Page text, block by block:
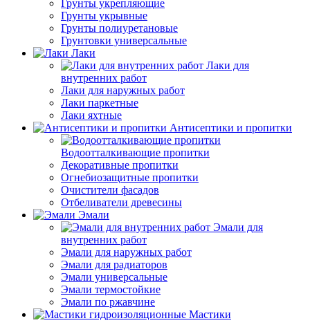
Грунты укрепляющие
Грунты укрывные
Грунты полиуретановые
Грунтовки универсальные
Лаки
Лаки для
внутренних работ
Лаки для наружных работ
Лаки паркетные
Лаки яхтные
Антисептики и пропитки
Водоотталкивающие пропитки
Декоративные пропитки
Огнебиозащитные пропитки
Очистители фасадов
Отбеливатели древесины
Эмали
Эмали для
внутренних работ
Эмали для наружных работ
Эмали для радиаторов
Эмали универсальные
Эмали термостойкие
Эмали по ржавчине
Мастики